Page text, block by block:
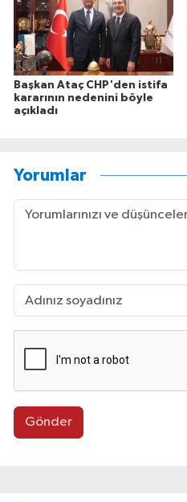
Başkan Ataç CHP'den istifa
kararının nedenini böyle
açıkladı
Yorumlar
Gönder